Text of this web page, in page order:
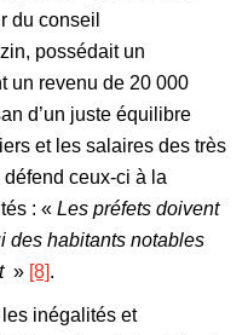
du conseil
possédait un
un revenu de 20 000
d’un juste équilibre
et les salaires des très
ceux-ci à la
: « Les préfets doivent
des habitants notables
» [8].
les inégalités et